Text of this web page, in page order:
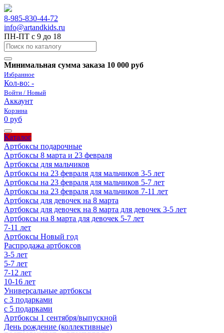
8-985-830-44-72
info@artandkids.ru
ПН-ПТ с 9 до 18
Минимальная сумма заказа 10 000 руб
Избранное
Кол-во: -
Войти / Новый
Аккаунт
Корзина
0 руб
Каталог
Артбоксы подарочные
Артбоксы 8 марта и 23 февраля
Артбоксы для мальчиков
Артбоксы на 23 февраля для мальчиков 3-5 лет
Артбоксы на 23 февраля для мальчиков 5-7 лет
Артбоксы на 23 февраля для мальчиков 7-11 лет
Артбоксы для девочек на 8 марта
Артбоксы для девочек на 8 марта для девочек 3-5 лет
Артбоксы на 8 марта для девочек 5-7 лет
7-11 лет
Артбоксы Новый год
Распродажа артбоксов
3-5 лет
5-7 лет
7-12 лет
10-16 лет
Универсальные артбоксы
с 3 подарками
с 5 подарками
Артбоксы 1 сентября/выпускной
День рождение (коллективные)